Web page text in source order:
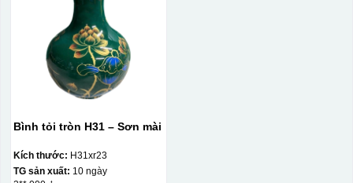
Bình tỏi tròn H31 – Sơn mài
Kích thước: H31xr23
TG sản xuất: 10 ngày